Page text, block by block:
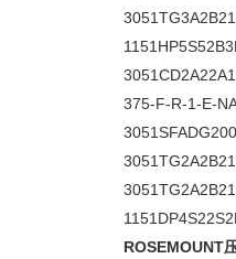
375-F-R-1-E-
ROSEMOUNT